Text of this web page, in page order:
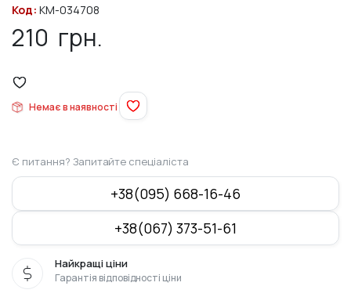
Код: KM-034708
210 грн.
Немає в наявності
Є питання? Запитайте спеціаліста
+38(095) 668-16-46
+38(067) 373-51-61
Найкращі ціни
Гарантія відповідності ціни